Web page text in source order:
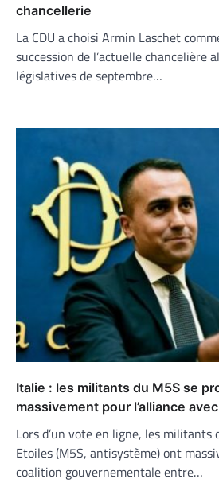
chancellerie
La CDU a choisi Armin Laschet
succession de l’actuelle chancelière
législatives de septembre…
Italie : les militants du M5S se
massivement pour l’alliance
Lors d’un vote en ligne, les militants
Etoiles (M5S, antisystème) ont
coalition gouvernementale entre…